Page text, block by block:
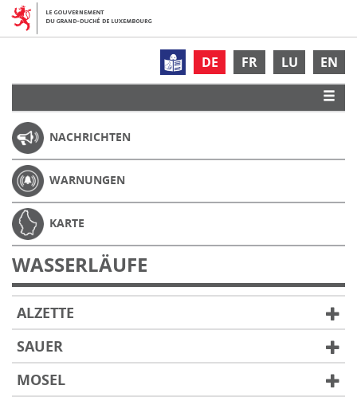
DE FR LU EN
NACHRICHTEN
WARNUNGEN
KARTE
WASSERLÄUFE
ALZETTE
SAUER
MOSEL